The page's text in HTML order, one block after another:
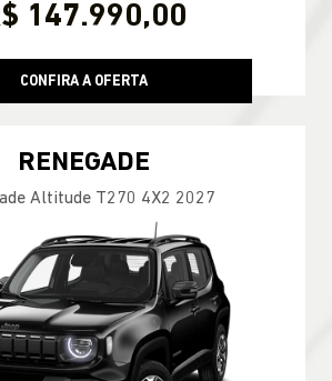
147.990,00
CONFIRA A OFERTA
RENEGADE
Altitude T270 4X2 2027